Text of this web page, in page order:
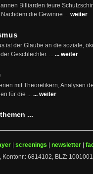
Billiarden teure
Nachdem die Gewinne ... weiter
ist der Glaube an die soziale,
Geschlechter. ... ... weiter
mit Theoretikern, Analysen
für die ... ... weiter
...
screenings newsletter
6814102, BLZ: